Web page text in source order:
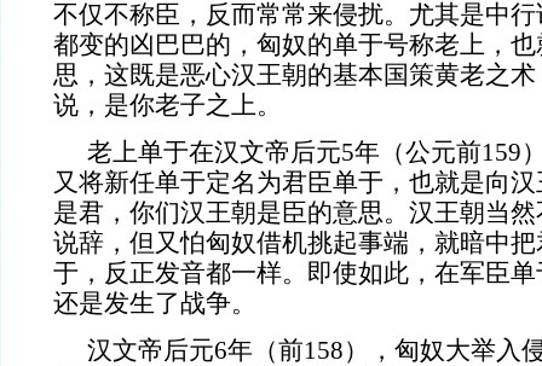
不仅不称臣，反而常常来侵扰。尤其是中
都变的凶巴巴的，匈奴的单于号称老上，
思，这既是恶心汉王朝的基本国策黄老之
说，是你老子之上。
老上单于在汉文帝后元5年（公元前159
又将新任单于定名为君臣单于，也就是向
是君，你们汉王朝是臣的意思。汉王朝当
说辞，但又怕匈奴借机挑起事端，就暗中
于，反正发音都一样。即使如此，在军臣
还是发生了战争。
汉文帝后元6年（前158），匈奴大举入